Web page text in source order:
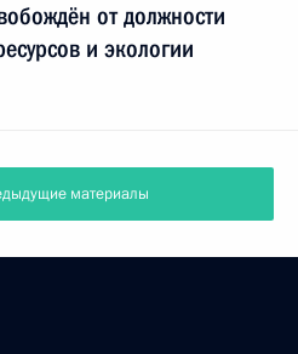
от должности
и экологии
материалы